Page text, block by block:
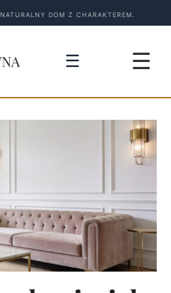
DOM Z CHARAKTEREM.
☰ ☰